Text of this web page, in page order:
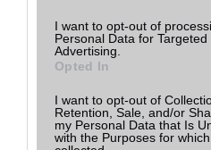
I want to opt-out of
Personal Data for Targeted
Advertising.
Opted In
I want to opt-out of
Retention, Sale, and/or
my Personal Data that Is
with the Purposes for
A legjobb telefonok
2022.11.04
Ha szeretünk telefonon, utazás
játszani, akkor mindenképpen egy
készülékre van szükségünk.